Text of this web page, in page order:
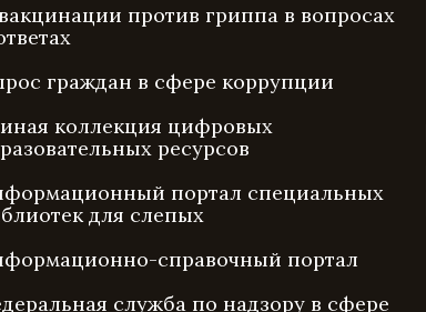
против гриппа в вопросах
граждан в сфере коррупции
коллекция цифровых
ресурсов
портал специальных
для слепых
справочный портал
служба по надзору в сфере